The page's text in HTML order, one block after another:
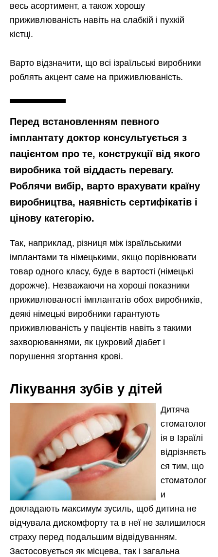
весь асортимент, а також хорошу
приживлюваність навіть на слабкій і пухкій
кістці.
Варто відзначити, що всі ізраїльські виробники
роблять акцент саме на приживлюваність.
Перед встановленням певного
імплантату доктор консультується з
пацієнтом про те, конструкції від якого
виробника той віддасть перевагу.
Роблячи вибір, варто врахувати країну
виробництва, наявність сертифікатів і
цінову категорію.
Так, наприклад, різниця між ізраїльськими
імплантами та німецькими, якщо порівнювати
товар одного класу, буде в вартості (німецькі
дорожче). Незважаючи на хороші показники
приживлюваності імплантатів обох виробників,
деякі німецькі виробники гарантують
приживлюваність у пацієнтів навіть з такими
захворюваннями, як цукровий діабет і
порушення згортання крові.
Лікування зубів у дітей
Дитяча
стоматолог
ія в Ізраїлі
відрізняєть
ся тим, що
стоматолог
и
докладають максимум зусиль, щоб дитина не
відчувала дискомфорту та в неї не залишилося
страху перед подальшим відвідуванням.
Застосовується як місцева, так і загальна